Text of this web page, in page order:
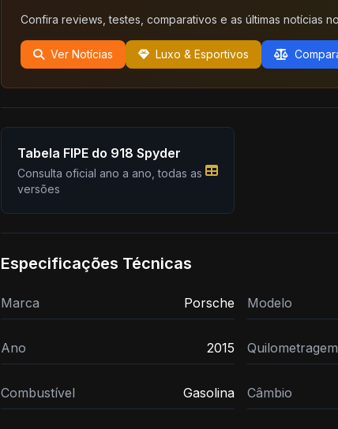
Confira reviews, testes, comparativos e as últimas notícias
Ver Notícias Luxo & Esportivos
Tabela FIPE do 918 Spyder
Consulta oficial ano a ano, todas as
versões
Especificações Técnicas
Marca Porsche Modelo
Ano 2015 Quilometragem
Combustível Gasolina Câmbio